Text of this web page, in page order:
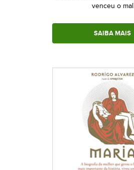
venceu o mal
SAIBA MAIS